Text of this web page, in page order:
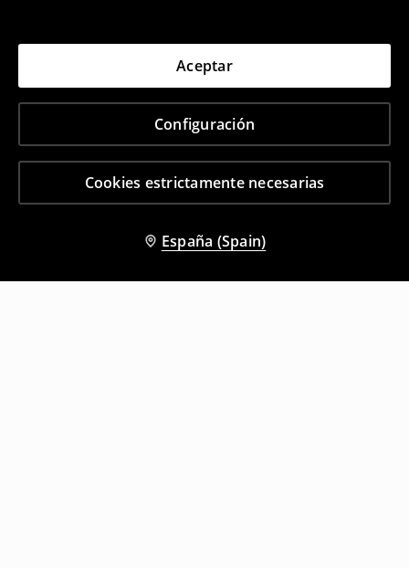
Cookies estrictamente necesarias
Configuración
Aceptar
España (Spain)